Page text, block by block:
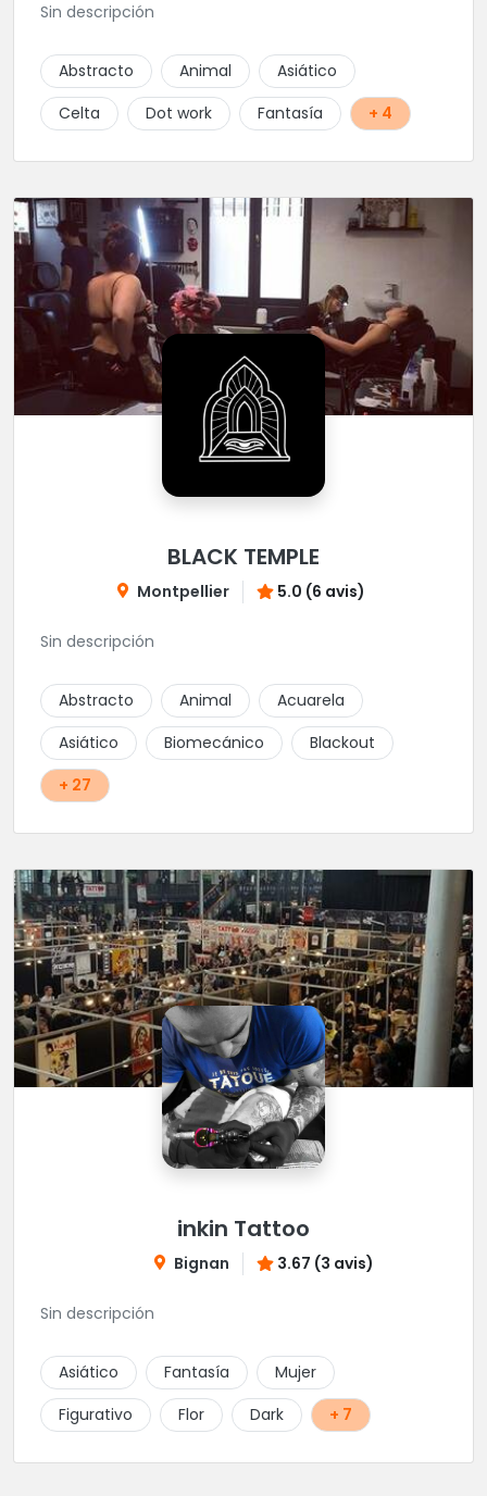
Sin descripción
Abstracto Animal
Asiático
Celta
Dot work Fantasía + 4
BLACK TEMPLE
Montpellier 5.0 (6 avis)
Sin descripción
Abstracto Animal
Acuarela
Asiático
Biomecánico
Blackout
+ 27
inkin Tattoo
Bignan 3.67 (3 avis)
Sin descripción
Asiático Fantasía
Mujer
Figurativo
Flor Dark + 7